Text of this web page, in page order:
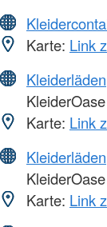
Karte: Link
Kleiderläden
Karte: Link
Kleiderläden
Karte: Link